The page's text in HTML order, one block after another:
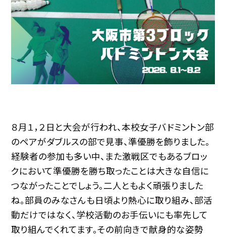
８月１，２日と大会が行われ、本校女子バドミントン部
のペアがダブルスの部で見事、準優勝を飾りました。
経験者の参加も多い中、また激戦区でもあるブロッ
クにおいて準優勝を勝ち取ったことは大きな自信に
つながったことでしょう。二人ともよく頑張りました
ね。部員のみなさんも日頃より熱心に取り組み、部活
動だけではなく、学校活動のお手伝いにも率先して
取り組んでくれてます。その前向きで献身的な姿勢